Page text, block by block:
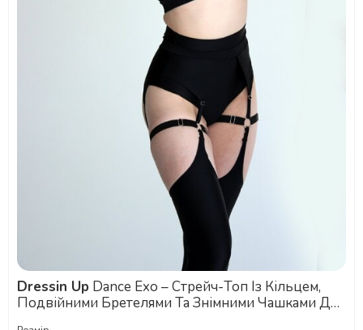
Dressin Up
Подвійними Бретелями Та Знімними Чашками Для